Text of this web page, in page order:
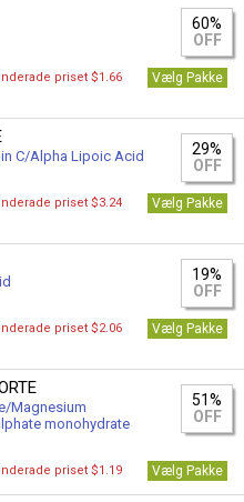
60%
OFF
priset $1.66 Vælg Pakke
C/Alpha Lipoic Acid
29%
OFF
priset $3.24 Vælg Pakke
19%
OFF
priset $2.06 Vælg Pakke
Magnesium
monohydrate
51%
OFF
priset $1.19 Vælg Pakke